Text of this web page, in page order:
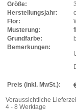
Größe:
Herstellungsjahr:
Flor:
Musterung:
Grundfarbe:
Bemerkungen:
Preis (inkl. MwSt.):
Voraussichtliche
4 - 8 Werktage